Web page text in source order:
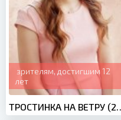
зрителям, достигшим 12
лет